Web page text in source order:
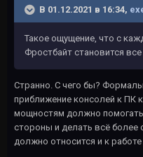
В 01.12.2021 в 16:34,
Такое ощущение, что с
Фростбайт становится
Странно. С чего бы?
приближение консолей к ПК
мощностям должно
стороны и делать всё
должно относится и к